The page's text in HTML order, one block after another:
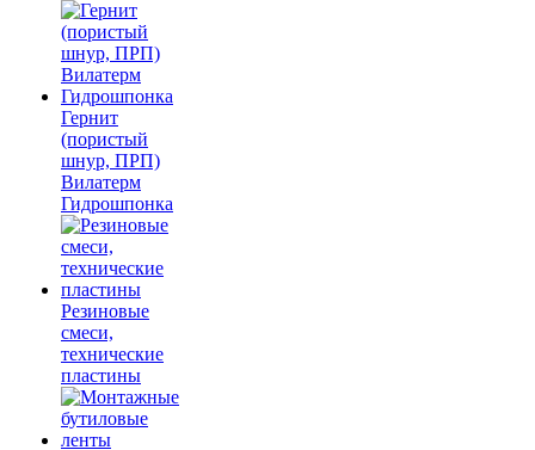
Гернит
(пористый
шнур, ПРП)
Вилатерм
Гидрошпонка
Резиновые
смеси,
технические
пластины